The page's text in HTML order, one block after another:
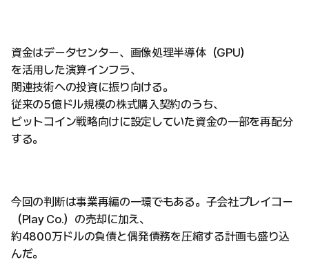
資金はデータセンター、画像処理半導体（GPU）
を活用した演算インフラ、
関連技術への投資に振り向ける。
従来の5億ドル規模の株式購入契約のうち、
ビットコイン戦略向けに設定していた資金の一部を再配分
する。
今回の判断は事業再編の一環でもある。子会社プレイコー
（Play Co.）の売却に加え、
約4800万ドルの負債と偶発債務を圧縮する計画も盛り込
んだ。